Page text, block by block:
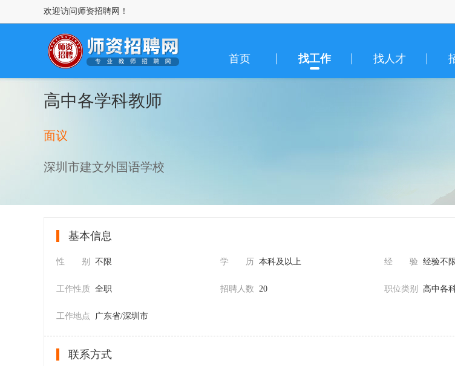
欢迎访问师资招聘网！
首页 找工作 找人才
高中各学科教师
面议
深圳市建文外国语学校
基本信息
性 别 不限 学 历 本科及以上 经 验 经验不
工作性质 全职 招聘人数 20 职位类别 高中各
工作地点 广东省/深圳市
联系方式